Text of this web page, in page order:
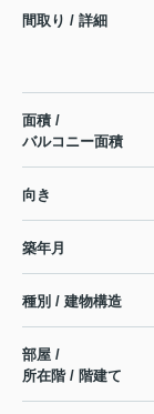
間取り / 詳細
面積 /
バルコニー面積
向き
築年月
種別 / 建物構造
部屋 /
所在階 / 階建て